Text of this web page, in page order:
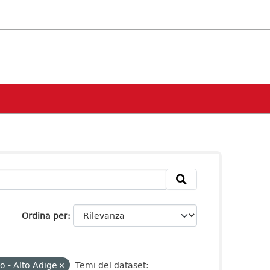
Ordina per
- Alto Adige Temi del dataset: